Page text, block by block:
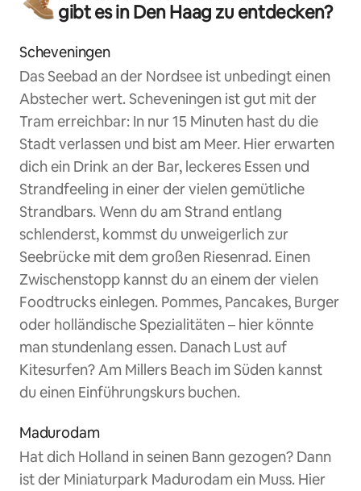
gibt es in Den Haag zu entdecken?
Scheveningen
Das Seebad an der Nordsee ist unbedingt einen
Abstecher wert. Scheveningen ist gut mit der
Tram erreichbar: In nur 15 Minuten hast du die
Stadt verlassen und bist am Meer. Hier erwarten
dich ein Drink an der Bar, leckeres Essen und
Strandfeeling in einer der vielen gemütliche
Strandbars. Wenn du am Strand entlang
schlenderst, kommst du unweigerlich zur
Seebrücke mit dem großen Riesenrad. Einen
Zwischenstopp kannst du an einem der vielen
Foodtrucks einlegen. Pommes, Pancakes, Burger
oder holländische Spezialitäten – hier könnte
man stundenlang essen. Danach Lust auf
Kitesurfen? Am Millers Beach im Süden kannst
du einen Einführungskurs buchen.
Madurodam
Hat dich Holland in seinen Bann gezogen? Dann
ist der Miniaturpark Madurodam ein Muss. Hier